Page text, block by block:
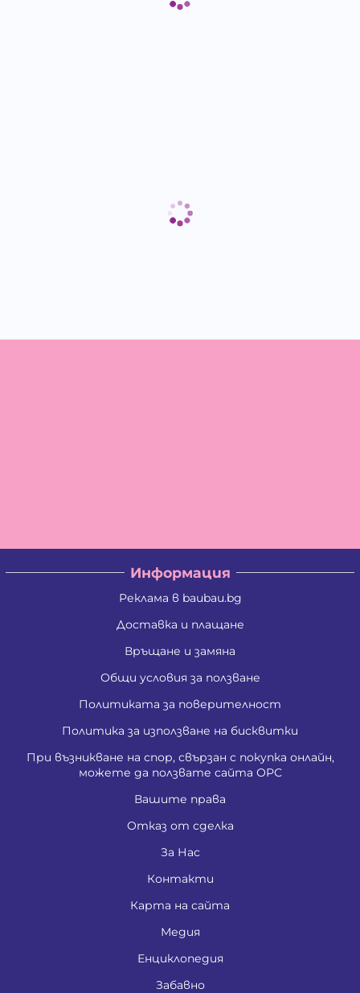
Информация
Реклама в baubau.bg
Доставка и плащане
Връщане и замяна
Общи условия за ползване
Политиката за поверителност
Политика за използване на бисквитки
При възникване на спор, свързан с покупка онлайн,
можете да ползвате сайта ОРС
Вашите права
Отказ от сделка
За Нас
Контакти
Карта на сайта
Медия
Енциклопедия
Забавно